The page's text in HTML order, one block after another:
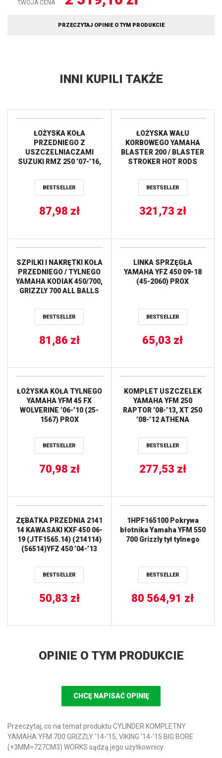
TWOJA CENA
PRZECZYTAJ OPINIE O TYM PRODUKCIE
INNI KUPILI TAKŻE
ŁOŻYSKA KOŁA
PRZEDNIEGO Z
USZCZELNIACZAMI
SUZUKI RMZ 250 ’07-’16,
YZF 250 ’14-’18, YZF 450
’14-’18 ALL BALLS
BESTSELLER
87,98 zł
ŁOŻYSKA WAŁU
KORBOWEGO YAMAHA
BLASTER 200 / BLASTER
STROKER HOT RODS
BESTSELLER
321,73 zł
SZPILKI I NAKRĘTKI KOŁA
PRZEDNIEGO / TYLNEGO
YAMAHA KODIAK 450/700,
GRIZZLY 700 ALL BALLS
BESTSELLER
81,86 zł
LINKA SPRZĘGŁA
YAMAHA YFZ 450 09-18
(45-2060) PROX
BESTSELLER
65,03 zł
ŁOŻYSKA KOŁA TYLNEGO
YAMAHA YFM 45 FX
WOLVERINE ’06-’10 (25-
1567) PROX
BESTSELLER
70,98 zł
KOMPLET USZCZELEK
YAMAHA YFM 250
RAPTOR ’08-’13, XT 250
’08-’12 ATHENA
BESTSELLER
277,53 zł
ZĘBATKA PRZEDNIA 2141
14 KAWASAKI KXF 450 06-
19 (JTF1565.14) (214114)
(56514)YFZ 450 ’04-’13
BESTSELLER
50,83 zł
1HPF165100 Pokrywa
błotnika Yamaha YFM 550
700 Grizzly tył tylnego
BESTSELLER
80 564,91 zł
OPINIE O TYM PRODUKCIE
CHCĘ NAPISAĆ OPINIĘ
Przeczytaj, co na temat produktu CYLINDER KOMPLETNY
YAMAHA YFM 700 GRIZZLY ’14-’15, VIKING ’14-’15 BIG BORE
(+3MM=727CM3) WORKS sądzą jego użytkownicy